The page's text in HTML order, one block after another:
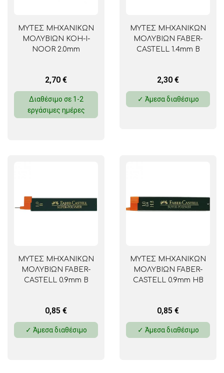
ΜΥΤΕΣ ΜΗΧΑΝΙΚΩΝ
ΜΟΛΥΒΙΩΝ KOH-I-
NOOR 2.0mm
2,70 €
Διαθέσιμο σε 1-2
εργάσιμες ημέρες
ΜΥΤΕΣ ΜΗΧΑΝΙΚΩΝ
ΜΟΛΥΒΙΩΝ FABER-
CASTELL 1.4mm B
2,30 €
✓ Άμεσα διαθέσιμο
ΜΥΤΕΣ ΜΗΧΑΝΙΚΩΝ
ΜΟΛΥΒΙΩΝ FABER-
CASTELL 0.9mm B
0,85 €
✓ Άμεσα διαθέσιμο
ΜΥΤΕΣ ΜΗΧΑΝΙΚΩΝ
ΜΟΛΥΒΙΩΝ FABER-
CASTELL 0.9mm HB
0,85 €
✓ Άμεσα διαθέσιμο